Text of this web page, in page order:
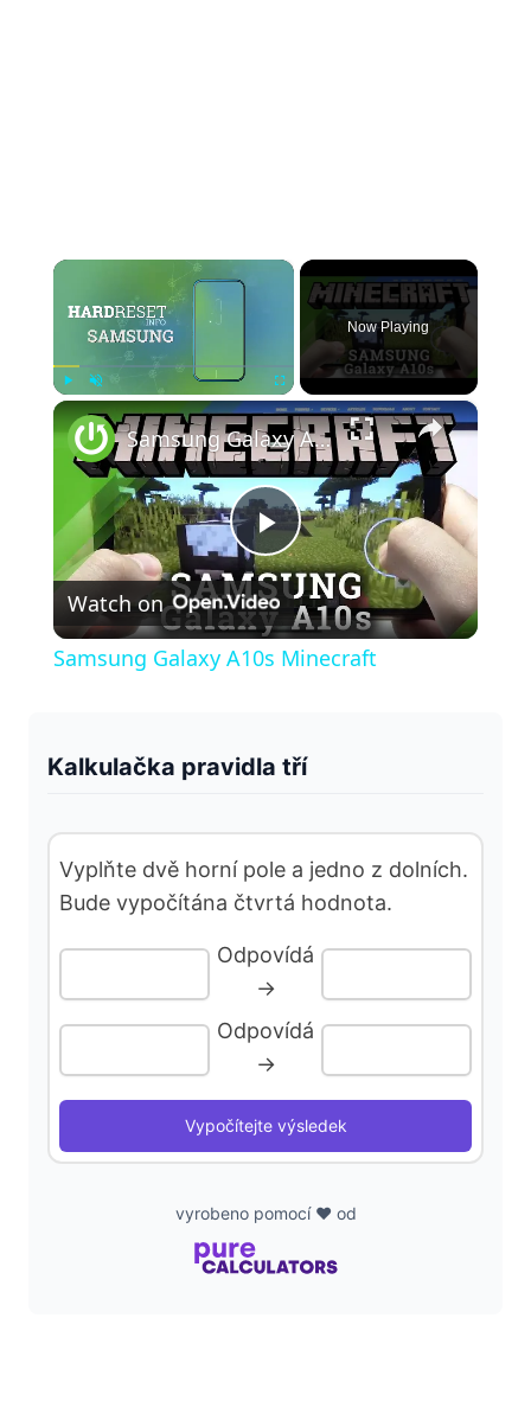
×
Fullscreen
Now Playing
×
P
l
y
V
i
d
e
o
Samsung Galaxy A10s Minecraft
Watch on
Samsung Galaxy A10s Minecraft
Kalkulačka pravidla tří
Vyplňte dvě horní pole a jedno z dolních.
Bude vypočítána čtvrtá hodnota.
Odpovídá
→
Odpovídá
→
Vypočítejte výsledek
vyrobeno pomocí ❤️ od